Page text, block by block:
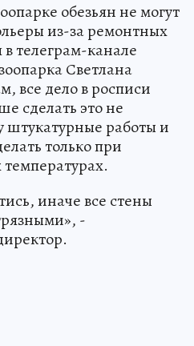
обезьян не могут
из-за ремонтных
телеграм-канале
Светлана
все дело в росписи
сделать это не
штукатурные работы и
только при
иначе все стены
-